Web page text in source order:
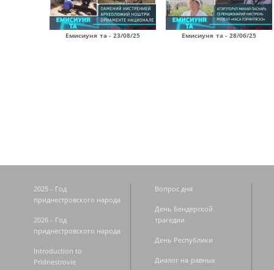
Емисиуня та - 23/08/25 Емисиуня та - 28/06/25
2025 - Год
приднестровского народа
2026 - Год
приднестровского народа
Introduction to
Pridnestrovie
Вопрос дня
День Бендерской
трагедии
День Республики
Диалог на равных